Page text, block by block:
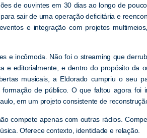
de ouvintes em 30 dias ao longo de
sair de uma operação deficitária e
e integração com projetos
e incômoda. Não foi o streaming que
e editorialmente, e dentro do propósito da
musicais, a Eldorado cumpriu o seu
formação de público. O que faltou agora foi
em um projeto consistente de
compete apenas com outras rádios.
Oferece contexto, identidade e relação.